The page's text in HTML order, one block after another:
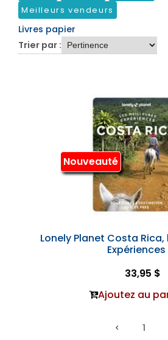
Meilleurs vendeurs
Livres papier
Trier par :
Nouveauté
Lonely Planet Costa Rica,
Expériences
33,95 $
Ajoutez au
1